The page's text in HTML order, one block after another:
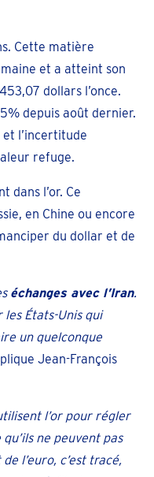
Cette matière
et a atteint son
dollars l’once.
depuis août dernier.
l’incertitude
refuge.
dans l’or. Ce
en Chine ou encore
du dollar et de
échanges avec l’Iran.
États-Unis qui
un quelconque
Jean-François
l’or pour régler
ne peuvent pas
l’euro, c’est tracé,